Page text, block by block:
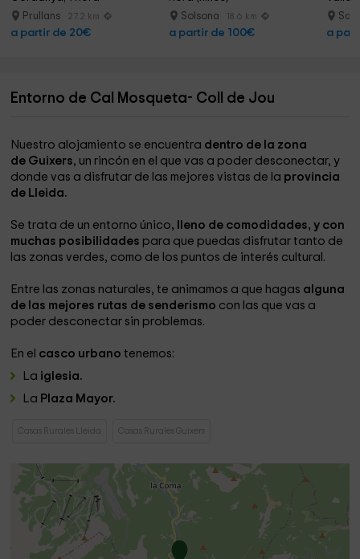
Prullans 27.2 km
a partir de 20€
Solsona 18.6 km
a partir de 100€ a
Entorno de Cal Mosqueta- Coll de Jou
Nuestro alojamiento se encuentra dentro de la zona
de Guixers, un rincón en el que vas a poder desconectar, y
donde vas a disfrutar de las mejores vistas de la provincia
de Lleida.
Se trata de un entorno único, lleno de comodidades, y con
muchas posibilidades para que puedas disfrutar tanto de
las zonas verdes, como de los puntos de interés cultural.
Entre las zonas naturales, te animamos a que hagas alguna
de las mejores rutas de senderismo con las que vas a
poder desconectar sin problemas.
En el casco urbano tenemos:
La iglesia.
La Plaza Mayor.
Casas Rurales Lleida Casas Rurales Guixers